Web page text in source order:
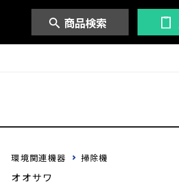
商品検索
環境関連機器 掃除機
オオサワ